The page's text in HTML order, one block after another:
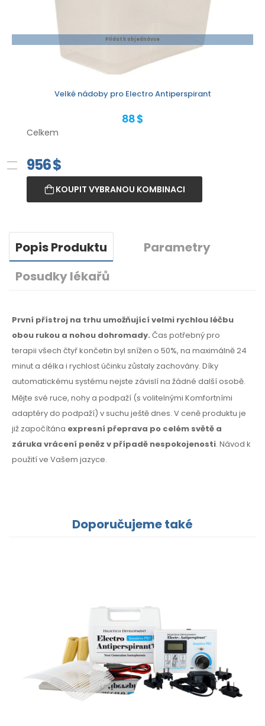
Přidat k objednávce
Velké nádoby pro Electro Antiperspirant
88 $
Celkem
956$
KOUPIT VYBRANOU KOMBINACI
Popis Produktu
Parametry
Posudky lékařů
První přístroj na trhu umožňující velmi rychlou léčbu
obou rukou a nohou dohromady. Čas potřebnýpro
terapii všech čtyř končetin byl snížen o 50%, na maximálně24
minut a délka i rychlost účinku zůstaly zachovány. Díky
automatickému systému nejste závislí na žádné další osobě.
Mějte své ruce, nohy a podpaží (s volitelnými Komfortními
adaptéry do podpaží) v suchu ještě dnes. V ceně produktu je
již započítána expresní přeprava po celém světě a
záruka vrácení peněz v případě nespokojenosti. Návod k
použitíve Vašem jazyce.
Doporučujeme také